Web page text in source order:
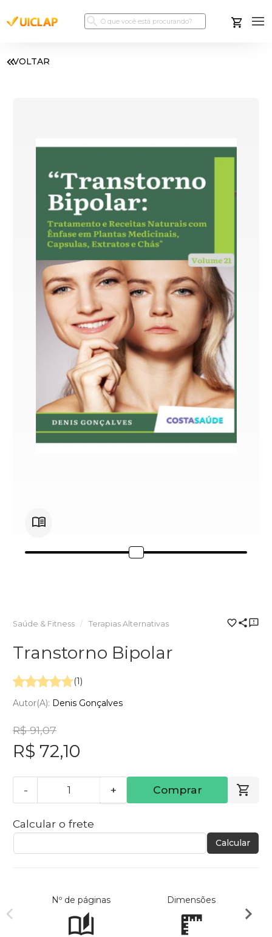
VOLTAR
Saúde & Fitness Terapias Alternativas
Transtorno Bipolar
(1)
Autor(a): Denis Gonçalves
R$ 91,07
R$ 72,10
- + Comprar
Calcular o frete
Calcular
Nº de páginas Dimensões